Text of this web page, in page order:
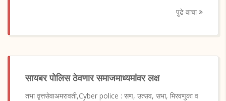
पुढे वाचा
सायबर पोलिस ठेवणार समाजमाध्यमांवर लक्ष
तभा वृत्तसेवाअमरावती,Cyber police : सण, उत्सव, सभा, मिरवणुका व